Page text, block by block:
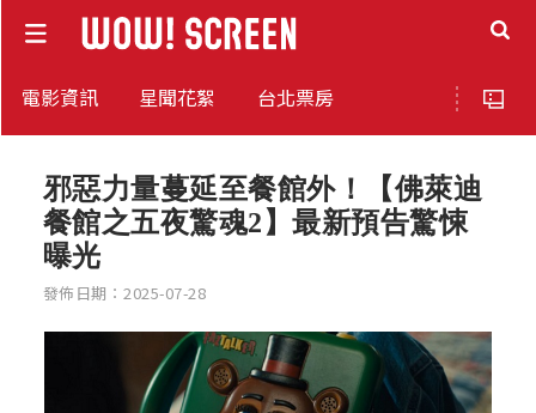
電影資訊 星聞花絮 台北票房
邪惡力量蔓延至餐館外！【佛萊迪
餐館之五夜驚魂2】最新預告驚悚
曝光
發佈日期：2025-07-28